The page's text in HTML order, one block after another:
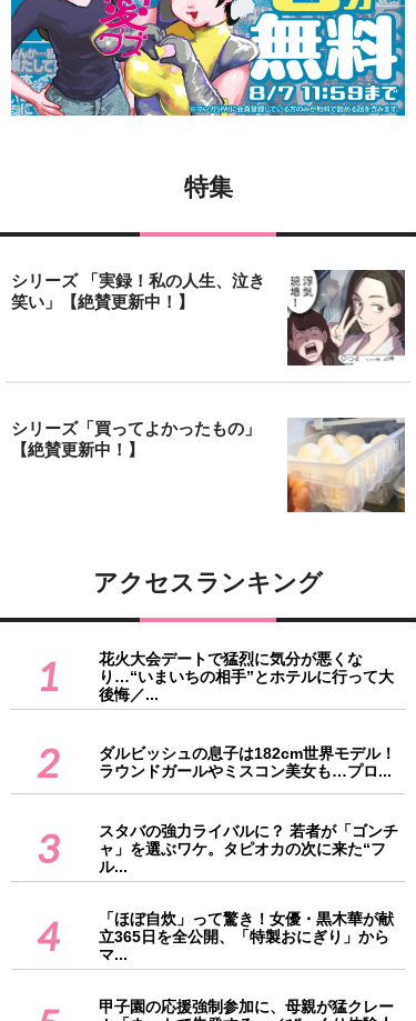
特集
シリーズ 「実録！私の人生、泣き
笑い」【絶賛更新中！】
シリーズ「買ってよかったもの」
【絶賛更新中！】
アクセスランキング
1
花火大会デートで猛烈に気分が悪くな
り…“いまいちの相手”とホテルに行って大
後悔／...
2
ダルビッシュの息子は182cm世界モデル！
ラウンドガールやミスコン美女も…プロ...
3
スタバの強力ライバルに？ 若者が「ゴンチ
ャ」を選ぶワケ。タピオカの次に来た“フ
ル...
4
「ほぼ自炊」って驚き！女優・黒木華が献
立365日を全公開、「特製おにぎり」から
マ...
甲子園の応援強制参加に、母親が猛クレー